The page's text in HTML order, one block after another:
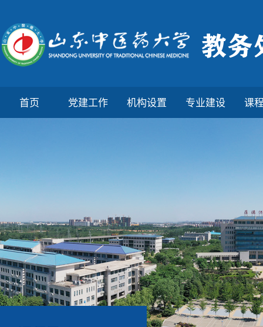
首页 党建工作 机构设置 专业建设 课